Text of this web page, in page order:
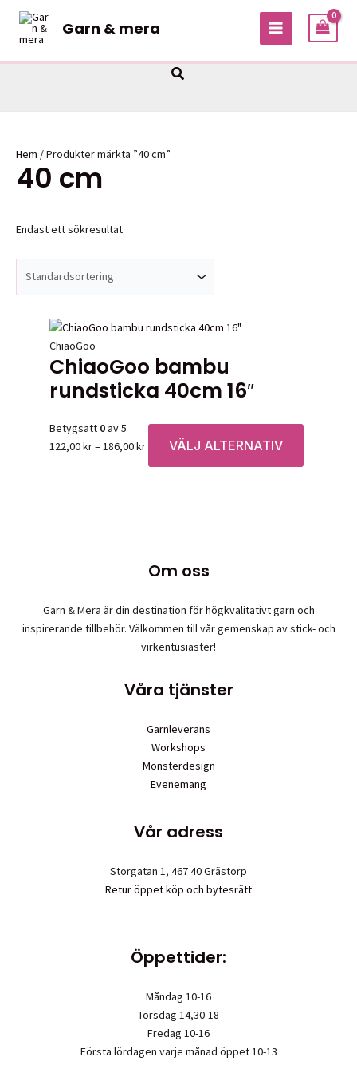
Hoppa
innehåll
Garn & mera
MAIN
Sök
Hem / Produkter märkta ”40 cm”
40 cm
Endast ett sökresultat
ChiaoGoo
ChiaoGoo bambu
rundsticka 40cm 16″
Betygsatt 0av 5
122,00kr– 186,00krPrisintervall:
122,00 kr
VÄLJ ALTERNATIV
här
kan
väljas
Om oss
Garn & Mera är din destination för högkvalitativt garn och
inspirerande tillbehör. Välkommen till vår gemenskap av stick- och
virkentusiaster!
Våra tjänster
Garnleverans
Workshops
Mönsterdesign
Evenemang
Vår adress
Storgatan 1, 467 40 Grästorp
Retur öppet köp och bytesrätt
Öppettider:
Måndag 10-16
Torsdag 14,30-18
Fredag 10-16
Första lördagen varje månad öppet 10-13